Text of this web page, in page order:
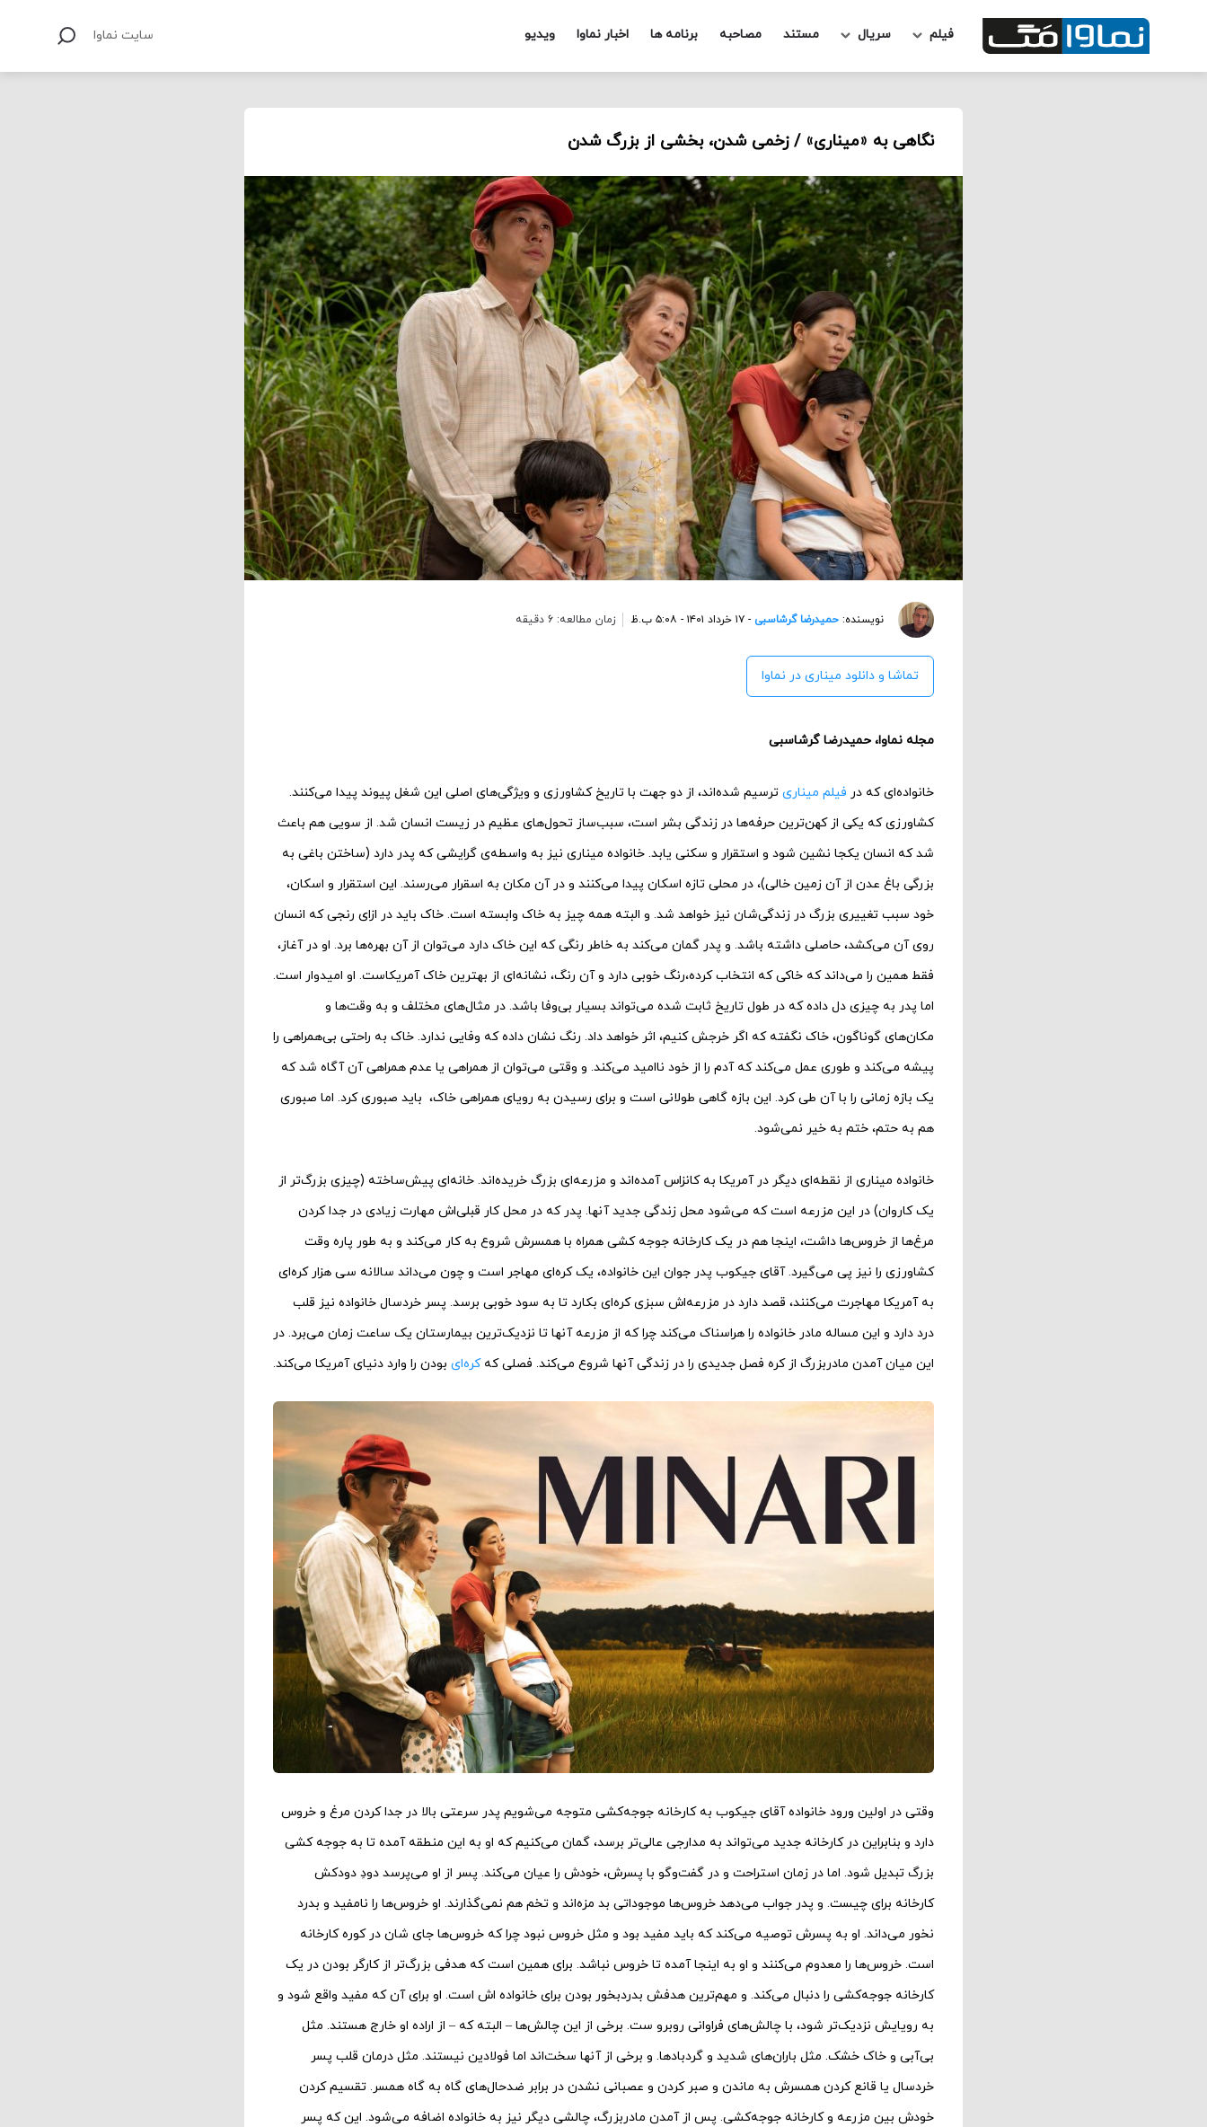
فیلم سریال مستند مصاحبه برنامه ها اخبار نماوا ویدیو سایت نماوا
نگاهی به «میناری» / زخمی شدن، بخشی از بزرگ شدن
نویسنده: حمیدرضا گرشاسبی - ۱۷ خرداد ۱۴۰۱ - ۵:۰۸ ب.ظ زمان مطالعه: 6 دقیقه
تماشا و دانلود میناری در نماوا
مجله نماوا، حمیدرضا گرشاسبی
خانواده‌ای که در فیلم میناری ترسیم شده‌اند، از دو جهت با تاریخ کشاورزی و ویژگی‌های اصلی این شغل پیوند پیدا می‌کنند.
کشاورزی که یکی از کهن‌ترین حرفه‌ها در زندگی بشر است، سبب‌ساز تحول‌های عظیم در زیست انسان شد. از سویی هم باعث
شد که انسان یکجا نشین شود و استقرار و سکنی یابد. خانواده میناری نیز به واسطه‌ی گرایشی که پدر دارد (ساختن باغی به
بزرگی باغ عدن از آن زمین خالی)، در محلی تازه اسکان پیدا می‌کنند و در آن مکان به اسقرار می‌رسند. این استقرار و اسکان،
خود سبب تغییری بزرگ در زندگی‌شان نیز خواهد شد. و البته همه چیز به خاک وابسته است. خاک باید در ازای رنجی که انسان
روی آن می‌کشد، حاصلی داشته باشد. و پدر گمان می‌کند به خاطر رنگی که این خاک دارد می‌توان از آن بهره‌ها برد. او در آغاز،
فقط همین را می‌داند که خاکی که انتخاب کرده،رنگ خوبی دارد و آن رنگ، نشانه‌ای از بهترین خاک آمریکاست. او امیدوار است.
اما پدر به چیزی دل داده که در طول تاریخ ثابت شده می‌تواند بسیار بی‌وفا باشد. در مثال‌های مختلف و به وقت‌ها و
مکان‌های گوناگون، خاک نگفته که اگر خرجش کنیم، اثر خواهد داد. رنگ نشان داده که وفایی ندارد. خاک به راحتی بی‌همراهی را
پیشه می‌کند و طوری عمل می‌کند که آدم را از خود ناامید می‌کند. و وقتی می‌توان از همراهی یا عدم همراهی آن آگاه شد که
یک بازه زمانی را با آن طی کرد. این بازه گاهی طولانی است و برای رسیدن به رویای همراهی خاک، باید صبوری کرد. اما صبوری
هم به حتم، ختم به خیر نمی‌شود.
خانواده میناری از نقطه‌ای دیگر در آمریکا به کانزاس آمده‌اند و مزرعه‌ای بزرگ خریده‌اند. خانه‌ای پیش‌ساخته (چیزی بزرگ‌تر از
یک کاروان) در این مزرعه است که می‌شود محل زندگی جدید آنها. پدر که در محل کار قبلی‌اش مهارت زیادی در جدا کردن
مرغ‌ها از خروس‌ها داشت، اینجا هم در یک کارخانه جوجه کشی همراه با همسرش شروع به کار می‌کند و به طور پاره وقت
کشاورزی را نیز پی می‌گیرد. آقای جیکوب پدر جوان این خانواده، یک کره‌ای مهاجر است و چون می‌داند سالانه سی هزار کره‌ای
به آمریکا مهاجرت می‌کنند، قصد دارد در مزرعه‌اش سبزی کره‌ای بکارد تا به سود خوبی برسد. پسر خردسال خانواده نیز قلب
درد دارد و این مساله مادر خانواده را هراسناک می‌کند چرا که از مزرعه آنها تا نزدیک‌ترین بیمارستان یک ساعت زمان می‌برد. در
این میان آمدن مادربزرگ از کره فصل جدیدی را در زندگی آنها شروع می‌کند. فصلی کهکره‌ای بودن را وارد دنیای آمریکا می‌کند.
وقتی در اولین ورود خانواده آقای جیکوب به کارخانه جوجه‌کشی متوجه می‌شویم پدر سرعتی بالا در جدا کردن مرغ و خروس
دارد و بنابراین در کارخانه جدید می‌تواند به مدارجی عالی‌تر برسد، گمان می‌کنیم که او به این منطقه آمده تا به جوجه کشی
بزرگ تبدیل شود. اما در زمان استراحت و در گفت‌وگو با پسرش، خودش را عیان می‌کند. پسر از او می‌پرسد دودِ دودکش
کارخانه برای چیست. و پدر جواب می‌دهد خروس‌ها موجوداتی بد مزه‌اند و تخم هم نمی‌گذارند. او خروس‌ها را نامفید و بدرد
نخور می‌داند. او به پسرش توصیه می‌کند که باید مفید بود و مثل خروس نبود چرا که خروس‌ها جای شان در کوره کارخانه
است. خروس‌ها را معدوم می‌کنند و او به اینجا آمده تا خروس نباشد. برای همین است که هدفی بزرگ‌تر از کارگر بودن در یک
کارخانه جوجه‌کشی را دنبال می‌کند. و مهم‌ترین هدفش بدردبخور بودن برای خانواده اش است. او برای آن که مفید واقع شود و
به رویایش نزدیک‌تر شود، با چالش‌های فراوانی روبرو ست. برخی از این چالش‌ها – البته که – از اراده او خارج هستند. مثل
بی‌آبی و خاک خشک. مثل باران‌های شدید و گردبادها. و برخی از آنها سخت‌اند اما فولادین نیستند. مثل درمان قلب پسر
خردسال یا قانع کردن همسرش به ماندن و صبر کردن و عصبانی نشدن در برابر ضدحال‌های گاه به گاه همسر. تقسیم کردن
خودش بین مزرعه و کارخانه جوجه‌کشی. پس از آمدن مادربزرگ، چالشی دیگر نیز به خانواده اضافه می‌شود. این که پسر